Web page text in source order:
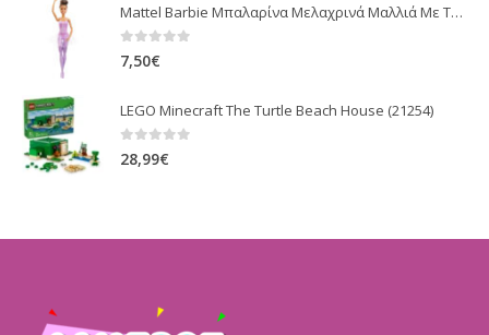
Mattel Barbie Μπαλαρίνα Μελαχρινά Μαλλιά Με Tutu Φούστα - Μωβ GJL58 / GJL60
0out of 5
7,50€
LEGO Minecraft The Turtle Beach House (21254)
0 out of 5
28,99€